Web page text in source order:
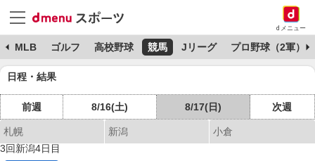
dメニュー
MLB ゴルフ 高校野球 競馬 Jリーグ プロ野球（2軍）
日程・結果
前週 8/16(土) 8/17(日) 次週
札幌 新潟
小倉
3回新潟4日目